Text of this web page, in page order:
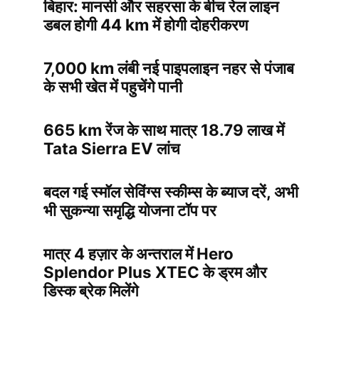
बिहार: मानसी और सहरसा के बीच रेल लाइन
डबल होगी 44 km में होगी दोहरीकरण
7,000 km लंबी नई पाइपलाइन नहर से पंजाब
के सभी खेत में पहुचेंगे पानी
665 km रेंज के साथ मात्र 18.79 लाख में
Tata Sierra EV लांच
बदल गई स्मॉल सेविंग्स स्कीम्स के ब्याज दरें, अभी
भी सुकन्या समृद्धि योजना टॉप पर
मात्र 4 हज़ार के अन्तराल में Hero
Splendor Plus XTEC के ड्रम और
डिस्क ब्रेक मिलेंगे